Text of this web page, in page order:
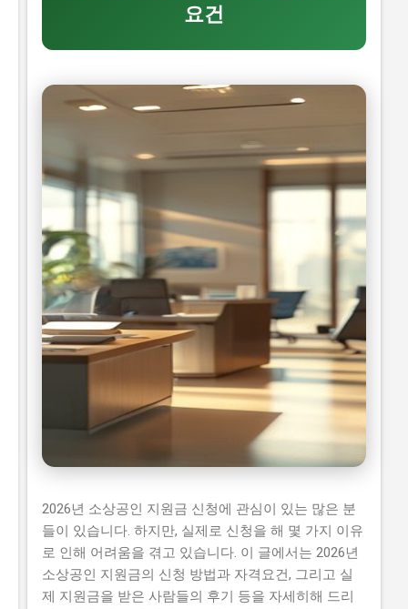
설명하겠습니다. 따라서 이 글을 읽고 2026년 -브랜드 챌
린지 참여기업 모집 연장 공고를 신청하여 소상공인 지원
청 자격과 준비물 지원 내용과 실제 혜택 단계별 신청 방
법 탈락하는 이유와 합격 전략 지금 신청하러 가기 이 사
선발 인원, 경쟁률 2026년 -브랜드 챌린지 참여기업 모집
연장 공고는 중소벤처기업부 에서 추진하는 사업으로, 중
소기업의 경쟁력을 강화하고 일자리를 창출하는 것을 목
표로 합니다. 지원 규모는 총 5천만 원 이고, 연간 선발 인
원은 100개사 입니다. 경쟁률은 10:1 로 높습니다. 유사 사
업과 비교 (예비 초기 등 구체적 차이점) 2026년 -브랜드
챌린지 참여기업 모집 연장 공고와 유사한 사업으...
요건
정부지원사업 정보
2026년 소상공인 지원금 신청에 관심이 있는 많은 분
들이 있습니다. 하지만, 실제로 신청을 해 몇 가지 이유
로 인해 어려움을 겪고 있습니다. 이 글에서는 2026년
소상공인 지원금의 신청 방법과 자격요건, 그리고 실
제 지원금을 받은 사람들의 후기 등을 자세히해 드리